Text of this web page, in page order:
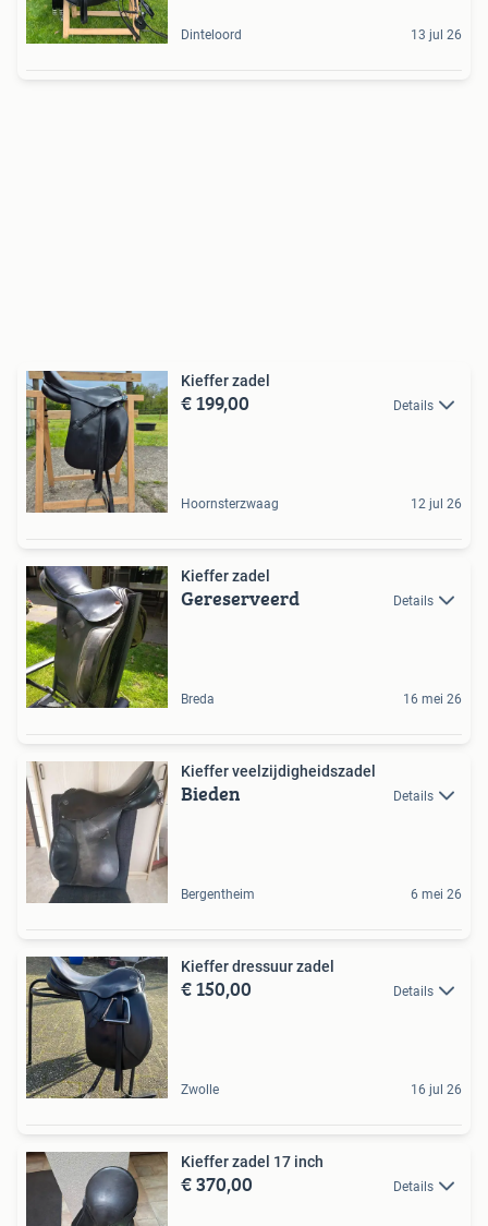
Dinteloord 13 jul 26
Kieffer zadel
€ 199,00 Details
Hoornsterzwaag 12 jul 26
Kieffer zadel
Gereserveerd Details
Breda 16 mei 26
Kieffer veelzijdigheidszadel
Bieden Details
Bergentheim 6 mei 26
Kieffer dressuur zadel
€ 150,00 Details
Zwolle 16 jul 26
Kieffer zadel 17 inch
€ 370,00 Details